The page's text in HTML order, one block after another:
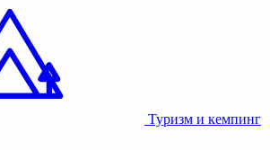
Туризм и кемпинг